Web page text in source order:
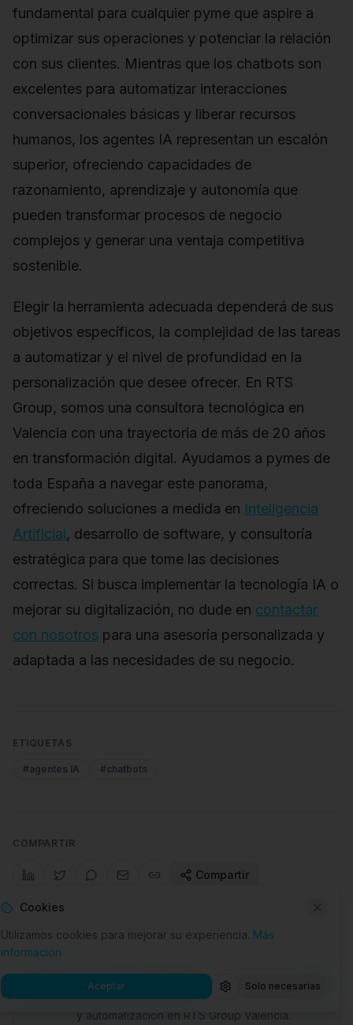
fundamental para cualquier pyme que aspire a
optimizar sus operaciones y potenciar la relación
con sus clientes. Mientras que los chatbots son
excelentes para automatizar interacciones
conversacionales básicas y liberar recursos
humanos, los agentes IA representan un escalón
superior, ofreciendo capacidades de
razonamiento, aprendizaje y autonomía que
pueden transformar procesos de negocio
complejos y generar una ventaja competitiva
sostenible.
Elegir la herramienta adecuada dependerá de sus
objetivos específicos, la complejidad de las tareas
a automatizar y el nivel de profundidad en la
personalización que desee ofrecer. En RTS
Group, somos una consultora tecnológica en
Valencia con una trayectoria de más de 20 años
en transformación digital. Ayudamos a pymes de
toda España a navegar este panorama,
ofreciendo soluciones a medida en Inteligencia
Artificial, desarrollo de software, y consultoría
estratégica para que tome las decisiones
correctas. Si busca implementar la tecnología IA o
mejorar su digitalización, no dude en contactar
con nosotros para una asesoría personalizada y
adaptada a las necesidades de su negocio.
ETIQUETAS
#agentes IA #chatbots
COMPARTIR
Compartir
E Equipo RTS Group
Consultores senior en transformación digital, IA
y automatización en RTS Group Valencia.
Cookies
Utilizamos cookies para mejorar su experiencia. Más
información
Aceptar Solo necesarias